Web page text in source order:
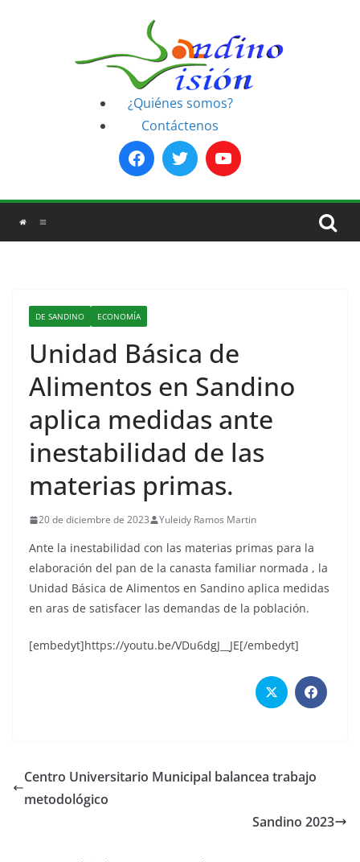
¿Quiénes somos?
Contáctenos
DE SANDINO ECONOMÍA
Unidad Básica de
Alimentos en Sandino
aplica medidas ante
inestabilidad de las
materias primas.
20 de diciembre de 2023 Yuleidy Ramos Martin
Ante la inestabilidad con las materias primas para la
elaboración del pan de la canasta familiar normada , la
Unidad Básica de Alimentos en Sandino aplica medidas
en aras de satisfacer las demandas de la población.
[embedyt]https://youtu.be/VDu6dgJ__JE[/embedyt]
Centro Universitario Municipal balancea trabajo
metodológico
Sandino 2023